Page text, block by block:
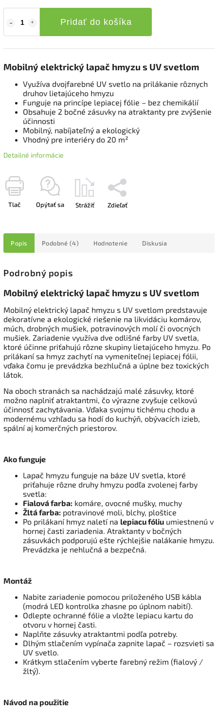
Pridať do košíka
Mobilný elektrický lapač hmyzu s UV svetlom
Využíva dvojfarebné UV svetlo na prilákanie rôznych
druhov lietajúceho hmyzu
Funguje na princípe lepiacej fólie – bez chemikálií
Obsahuje 2 bočné zásuvky na atraktanty pre zvýšenie
účinnosti
Mobilný, nabíjateľný a ekologický
Vhodný pre interiéry do 20 m²
Detailné informácie
Tlač Opýtať sa Strážiť Zdieľať
Popis Podobné (4) Hodnotenie Diskusia
Podrobný popis
Mobilný elektrický lapač hmyzu s UV svetlom
Mobilný elektrický lapač hmyzu s UV svetlom predstavuje
dekoratívne a ekologické riešenie na likvidáciu komárov,
múch, drobných mušiek, potravinových molí či ovocných
mušiek. Zariadenie využíva dve odlišné farby UV svetla,
ktoré účinne priťahujú rôzne skupiny lietajúceho hmyzu. Po
prilákaní sa hmyz zachytí na vymeniteľnej lepiacej fólii,
vďaka čomu je prevádzka bezhlučná a úplne bez toxických
látok.
Na oboch stranách sa nachádzajú malé zásuvky, ktoré
možno naplniť atraktantmi, čo výrazne zvyšuje celkovú
účinnosť zachytávania. Vďaka svojmu tichému chodu a
modernému vzhľadu sa hodí do kuchýň, obývacích izieb,
spální aj komerčných priestorov.
Ako funguje
Lapač hmyzu funguje na báze UV svetla, ktoré
priťahuje rôzne druhy hmyzu podľa zvolenej farby
svetla:
Fialová farba: komáre, ovocné mušky, muchy
Žltá farba: potravinové moli, blchy, ploštice
Po prilákaní hmyz naletí na lepiacu fóliu umiestnenú v
hornej časti zariadenia. Atraktanty v bočných
zásuvkách podporujú ešte rýchlejšie nalákanie hmyzu.
Prevádzka je nehlučná a bezpečná.
Montáž
Nabite zariadenie pomocou priloženého USB kábla
(modrá LED kontrolka zhasne po úplnom nabití).
Odlepte ochranné fólie a vložte lepiacu kartu do
otvoru v hornej časti.
Naplňte zásuvky atraktantmi podľa potreby.
Dlhým stlačením vypínača zapnite lapač – rozsvieti sa
UV svetlo.
Krátkym stlačením vyberte farebný režim (fialový /
žltý).
Návod na použitie